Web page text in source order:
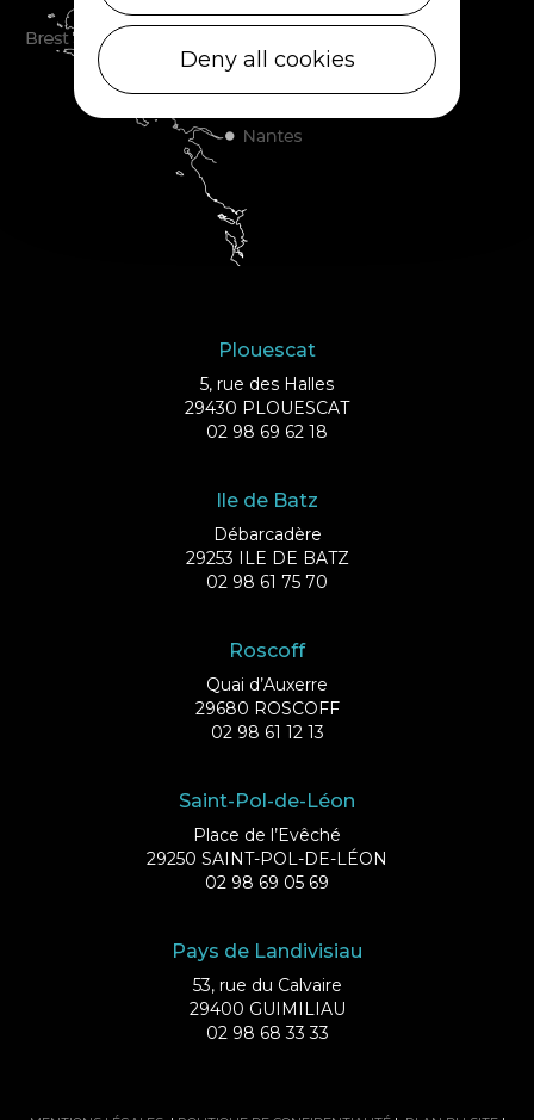
Plouescat
5, rue des Halles
29430 PLOUESCAT
02 98 69 62 18
Ile de Batz
Débarcadère
29253 ILE DE BATZ
02 98 61 75 70
Roscoff
Quai d’Auxerre
29680 ROSCOFF
02 98 61 12 13
Saint-Pol-de-Léon
Place de l’Evêché
29250 SAINT-POL-DE-LÉON
02 98 69 05 69
Pays de Landivisiau
53, rue du Calvaire
29400 GUIMILIAU
02 98 68 33 33
Deny all cookies